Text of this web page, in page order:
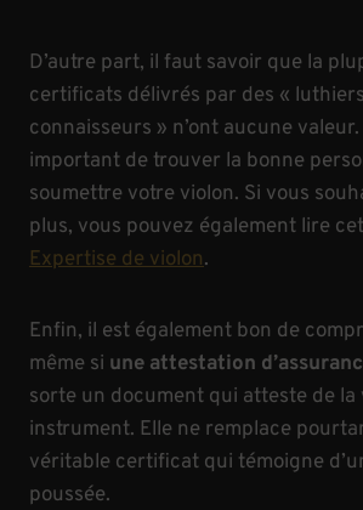
D’autre part, il faut savoir que la
certificats délivrés par des «
connaisseurs » n’ont aucune
important de trouver la bonne
soumettre votre violon. Si vous
plus, vous pouvez également lire
Expertise de violon.
Enfin, il est également bon de
même si une attestation
sorte un document qui atteste de la
instrument. Elle ne remplace
véritable certificat qui témoigne
poussée.